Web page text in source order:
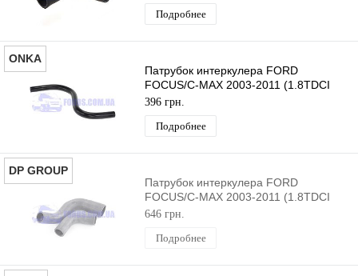
Подробнее
ONKA
Патрубок интеркулера FORD
FOCUS/C-MAX 2003-2011 (1.8TDCI
Короткий) ONKA
396 грн.
Подробнее
DP GROUP
Патрубок интеркулера FORD
FOCUS/C-MAX 2003-2011 (1.8TDCI
Короткий+Длинный) DP GROUP
646 грн.
Подробнее